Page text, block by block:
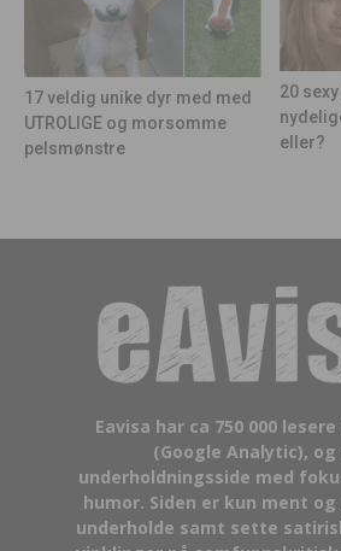
17 veldig unike dyr med med
UTROLIGE og morsomme
pelsmønstre
20
eller?
Eavisa har ca 750 000
(Google Analytic), og
underholdningsside med
humor. Siden er kun ment
underholde samt sette